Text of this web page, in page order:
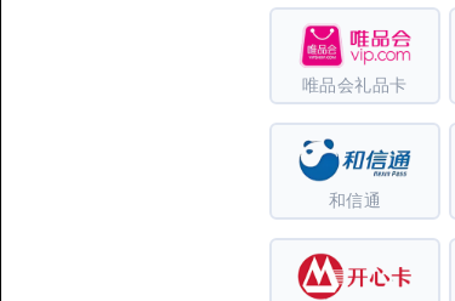
唯品会礼品卡
和信通